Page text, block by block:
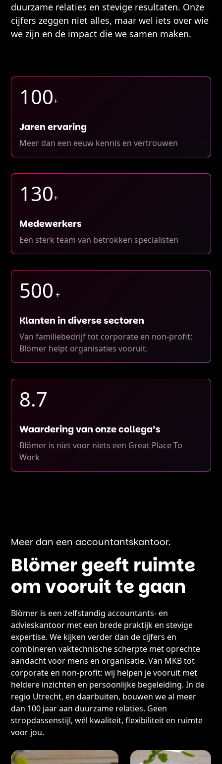
duurzame relaties en stevige resultaten. Onze
cijfers zeggen niet alles, maar wel iets over wie
we zijn en de impact die we samen maken.
100+
Jaren ervaring
Meer dan een eeuw kennis en vertrouwen
130+
Medewerkers
Een sterk team van betrokken specialisten
500 +
Klanten in diverse sectoren
Van familiebedrijf tot corporate en non-profit:
Blömer helpt organisaties vooruit.
8.7
Waardering van onze collega’s
Blömer is niet voor niets een Great Place To
Work
Meer dan een accountantskantoor.
Blömer geeft ruimte
om vooruit te gaan
Blömer is een zelfstandig accountants- en
advieskantoor met een brede praktijk en stevige
expertise. We kijken verder dan de cijfers en
combineren vaktechnische scherpte met oprechte
aandacht voor mens en organisatie. Van MKB tot
corporate en non-profit: wij helpen je vooruit met
heldere inzichten en persoonlijke begeleiding. In de
regio Utrecht, en daarbuiten, bouwen we al meer
dan 100 jaar aan duurzame relaties. Geen
stropdassenstijl, wél kwaliteit, flexibiliteit en ruimte
voor jou.